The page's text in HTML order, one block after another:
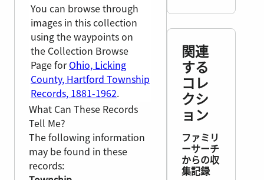
You can browse through
images in this collection
using the waypoints on
the Collection Browse
Page forOhio, Licking
County, Hartford Township
Records, 1881-1962.
What Can These Records
Tell Me?
The following information
may be found in these
records:
関連
する
コレ
クシ
ョン
ファミリ
ーサーチ
からの収
集記録